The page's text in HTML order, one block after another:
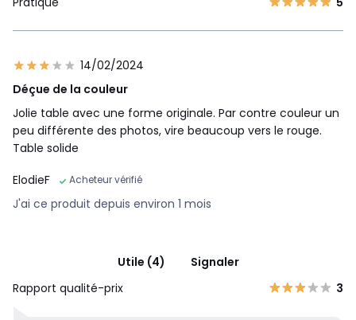
14/02/2024
Déçue de la couleur
Jolie table avec une forme originale. Par contre couleur un
peu différente des photos, vire beaucoup vers le rouge.
Table solide
ElodieF
Acheteur vérifié
J'ai ce produit depuis environ 1 mois
Utile (4)
Signaler
Rapport qualité-prix
3